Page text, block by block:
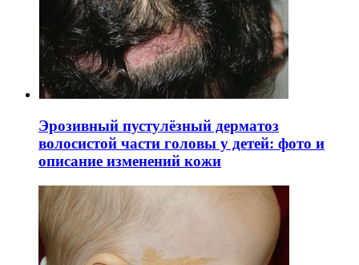
Эрозивный пустулёзный дерматоз
волосистой части головы у детей: фото и
описание изменений кожи